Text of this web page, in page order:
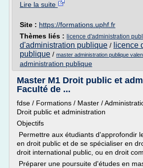
Lire la suite
Site : https://formations.uphf.fr
Thèmes liés : licence d'administration
d'administration publique / licence
publique / master administration publique
administration publique
Master M1 Droit public et
Faculté de ...
fdse / Formations / Master /
Droit public et administration
Objectifs
Permettre aux étudiants d'approfondir
en droit public et de se spécialiser en
droit international public, ou en droit
Préparer une poursuite d'études en